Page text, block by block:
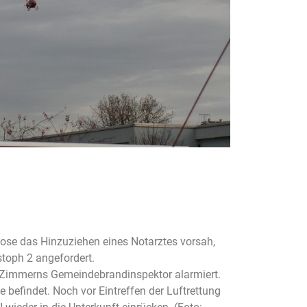
das Hinzuziehen eines Notarztes vorsah,
2 angefordert.
Gemeindebrandinspektor alarmiert.
befindet. Noch vor Eintreffen der Luftrettung